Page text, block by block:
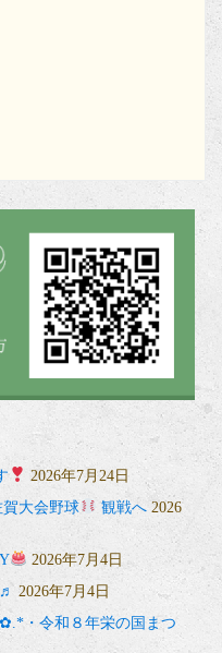
2026年7月24日
大会野球
観戦へ 2026
2026年7月4日
2026年7月4日
・令和８年栄の国まつ